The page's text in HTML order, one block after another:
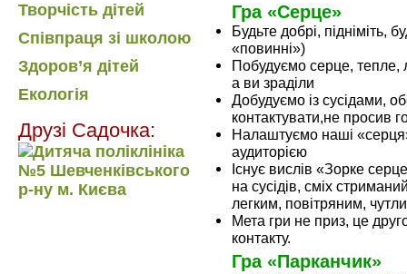
Творчість дітей
Співпраця зі школою
Здоров’я дітей
Екологія
Друзі Садочка:
Гра «Cерце»
Будьте добрі, підніміть,
«повинні»)
Побудуємо серце, тепле,
а ви зраділи
Добудуємо із сусідами,
контактувати,не просив
Налаштуємо наші
аудиторією
Існує вислів «Зорке
на сусідів, сміх
легким, повітряним,
Мета гри не приз, це
контакту.
Гра «Парканчик»